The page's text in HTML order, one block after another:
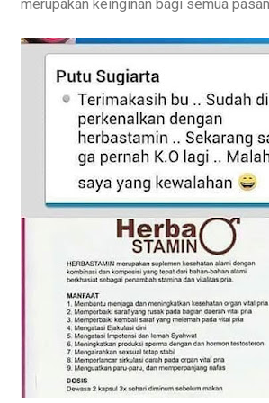
merupakan keinginan bagi semua